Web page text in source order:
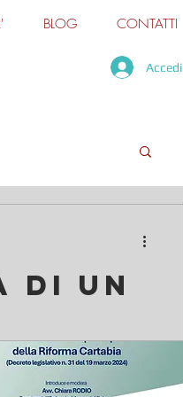
BLOG CONTATTI
Accedi
DI UN
ha ribadito il